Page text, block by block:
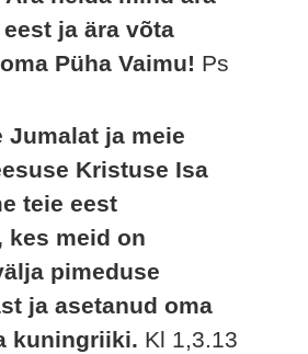
ja ära võta
Püha Vaimu! Ps
Jumalat ja meie
Kristuse Isa
teie eest
kes meid on
pimeduse
ja asetanud oma
kuningriiki. Kl 1,3.13